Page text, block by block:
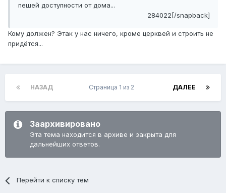
пешей доступности от дома...
284022[/snapback]
Кому должен? Этак у нас ничего, кроме церквей и строить не
придётся...
НАЗАД ДАЛЕЕ
Страница 1 из 2
Заархивировано
Эта тема находится в архиве и закрыта для
дальнейших ответов.
Перейти к списку тем